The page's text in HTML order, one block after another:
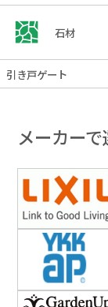
石材
引き戸ゲート
メーカー